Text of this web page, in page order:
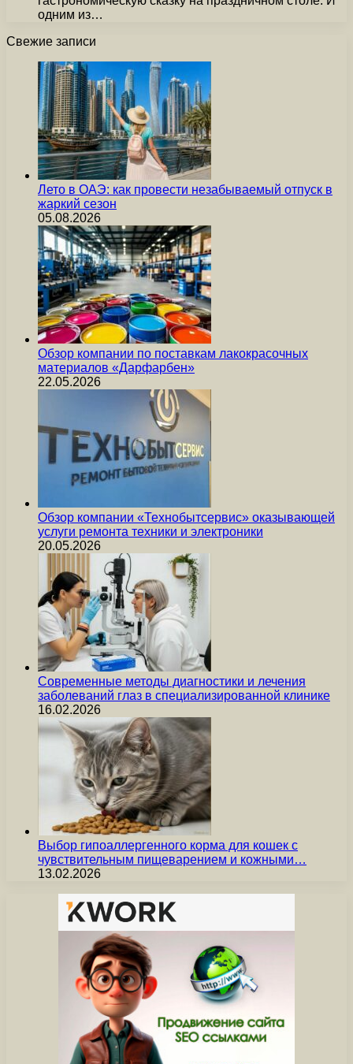
одним из…
Свежие записи
Лето в ОАЭ: как провести незабываемый отпуск в
жаркий сезон
05.08.2026
Обзор компании по поставкам лакокрасочных
материалов «Дарфарбен»
22.05.2026
Обзор компании «Технобытсервис» оказывающей
услуги ремонта техники и электроники
20.05.2026
Современные методы диагностики и лечения
заболеваний глаз в специализированной клинике
16.02.2026
Выбор гипоаллергенного корма для кошек с
чувствительным пищеварением и кожными…
13.02.2026